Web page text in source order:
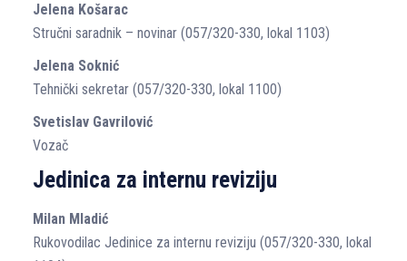
Jelena Košarac
Stručni saradnik – novinar (057/320-330, lokal 1103)
Jelena Soknić
Tehnički sekretar (057/320-330, lokal 1100)
Svetislav Gavrilović
Vozač
Jedinica za internu reviziju
Milan Mladić
Rukovodilac Jedinice za internu reviziju (057/320-330, lokal